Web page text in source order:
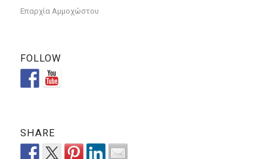
Επαρχία Αμμοχώστου
FOLLOW
SHARE